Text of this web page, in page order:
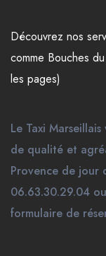
Découvrez nos
comme Bouches
les pages)
Le Taxi
de qualité et
Provence de jour
06.63.30.29.04
formulaire de